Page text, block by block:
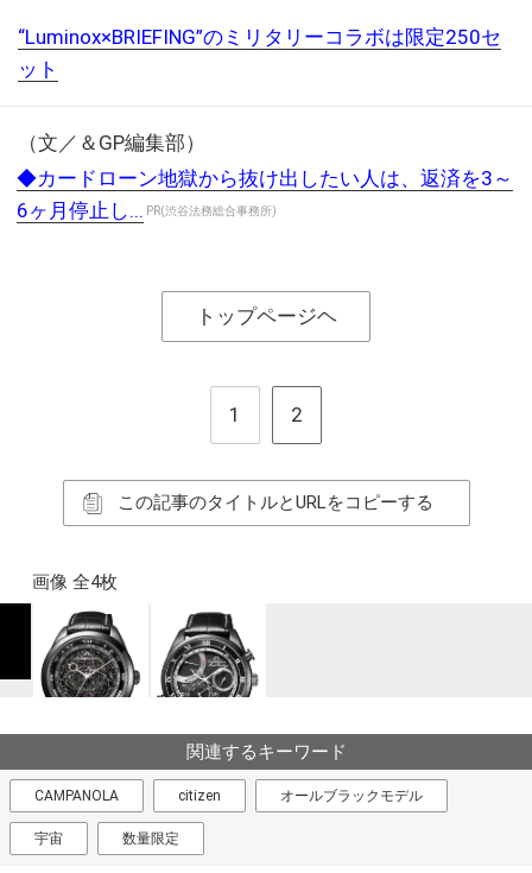
“Luminox×BRIEFING”のミリタリーコラボは限定250セ
ット
（文／＆GP編集部）
◆カードローン地獄から抜け出したい人は、返済を3～
6ヶ月停止し... PR(渋谷法務総合事務所)
トップページヘ
1 2
この記事のタイトルとURLをコピーする
画像 全4枚
関連するキーワード
CAMPANOLA citizen オールブラックモデル
宇宙 数量限定